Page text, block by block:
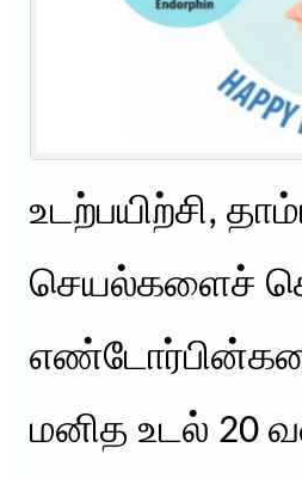
உடற்பயிற்சி,
செயல்களைச்
மனித உடல் 20